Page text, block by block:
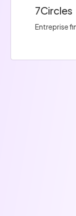
7Circles
Entreprise